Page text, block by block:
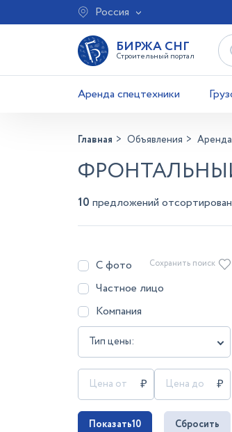
Россия
БИРЖА СНГ
Строительный портал
Аренда спецтехники
Главная Объявления
10 предложений
С фото
Частное лицо
Компания
Тип цены:
Сохранить поиск
Показать10 Сбросить